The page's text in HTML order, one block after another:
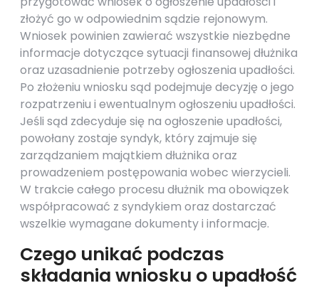
złożyć go w odpowiednim sądzie rejonowym.
Wniosek powinien zawierać wszystkie niezbędne
informacje dotyczące sytuacji finansowej dłużnika
oraz uzasadnienie potrzeby ogłoszenia upadłości.
Po złożeniu wniosku sąd podejmuje decyzję o jego
rozpatrzeniu i ewentualnym ogłoszeniu upadłości.
Jeśli sąd zdecyduje się na ogłoszenie upadłości,
powołany zostaje syndyk, który zajmuje się
zarządzaniem majątkiem dłużnika oraz
prowadzeniem postępowania wobec wierzycieli.
W trakcie całego procesu dłużnik ma obowiązek
współpracować z syndykiem oraz dostarczać
wszelkie wymagane dokumenty i informacje.
Czego unikać podczas
składania wniosku o upadłość